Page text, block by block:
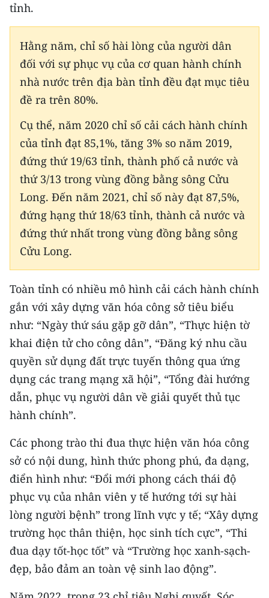
Media Văn hóa
Media Xã hội
Media Pháp luật
Media Thế giới
Media Thể thao
Media Giáo dục
Media Y tế
Media Khoa học - Công nghệ
Media Môi trường
Infographic
TIN MỚI
TIN ĐỊA PHƯƠNG
Trung du và miền núi phía Bắc
Đồng bằng sông Hồng
Bắc Trung Bộ
Duyên hải Nam Trung Bộ và Tây
Nguyên
Đông Nam Bộ
Đồng bằng sông Cửu Long
Chuyên trang Hà Nội
tỉnh.
Hằng năm, chỉ số hài lòng của người dân
đối với sự phục vụ của cơ quan hành chính
nhà nước trên địa bàn tỉnh đều đạt mục tiêu
đề ra trên 80%.
Cụ thể, năm 2020 chỉ số cải cách hành chính
của tỉnh đạt 85,1%, tăng 3% so năm 2019,
đứng thứ 19/63 tỉnh, thành phố cả nước và
thứ 3/13 trong vùng đồng bằng sông Cửu
Long. Đến năm 2021, chỉ số này đạt 87,5%,
đứng hạng thứ 18/63 tỉnh, thành cả nước và
đứng thứ nhất trong vùng đồng bằng sông
Cửu Long.
Toàn tỉnh có nhiều mô hình cải cách hành chính
gắn với xây dựng văn hóa công sở tiêu biểu
như: “Ngày thứ sáu gặp gỡ dân”, “Thực hiện tờ
khai điện tử cho công dân”, “Đăng ký nhu cầu
quyền sử dụng đất trực tuyến thông qua ứng
dụng các trang mạng xã hội”, “Tổng đài hướng
dẫn, phục vụ người dân về giải quyết thủ tục
hành chính”.
Các phong trào thi đua thực hiện văn hóa công
sở có nội dung, hình thức phong phú, đa dạng,
điển hình như: “Đổi mới phong cách thái độ
phục vụ của nhân viên y tế hướng tới sự hài
lòng người bệnh” trong lĩnh vực y tế; “Xây dựng
trường học thân thiện, học sinh tích cực”, “Thi
đua dạy tốt-học tốt” và “Trường học xanh-sạch-
đẹp, bảo đảm an toàn vệ sinh lao động”.